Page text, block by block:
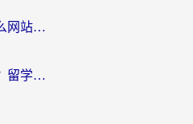
海外看国内电视直播用什么网站比较好？一篇解决你所有追剧难题的实用指南
在国外如何打开中国网站？留学生与海外华人的无缝访问指南